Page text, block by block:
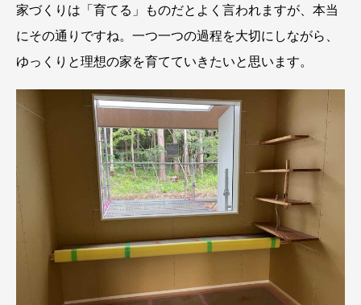
家づくりは「育てる」ものだとよく言われますが、本当
にその通りですね。一つ一つの過程を大切にしながら、
ゆっくりと理想の家を育てていきたいと思います。